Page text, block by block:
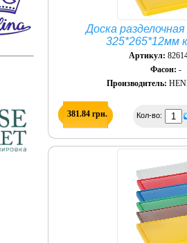
Доска
325*265*12мм
Артикул:
Фасон: -
Производитель:
381.84 грн. Кол-во: